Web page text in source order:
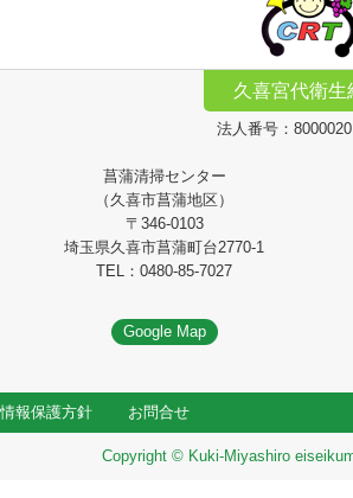
久喜宮代衛生
法人番号：
菖蒲清掃センター
（久喜市菖蒲地区）
〒346-0103
埼玉県久喜市菖蒲町台2770-1
TEL：0480-85-7027
Google Map
報保護方針 お問合せ
Copyright © Kuki-Miyashiro